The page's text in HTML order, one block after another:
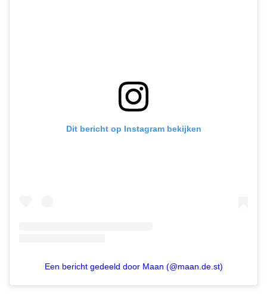
Dit bericht op Instagram bekijken
Een bericht gedeeld door Maan (@maan.de.st)